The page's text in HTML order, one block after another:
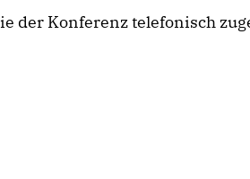
der Konferenz telefonisch